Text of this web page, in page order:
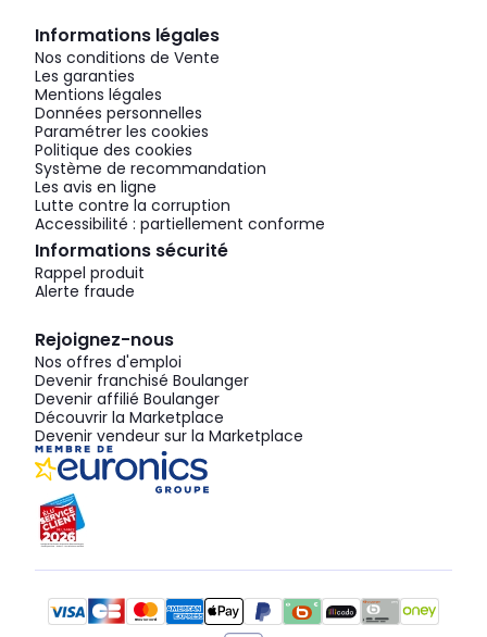
Informations légales
Nos conditions de Vente
Les garanties
Mentions légales
Données personnelles
Paramétrer les cookies
Politique des cookies
Système de recommandation
Les avis en ligne
Lutte contre la corruption
Accessibilité : partiellement conforme
Informations sécurité
Rappel produit
Alerte fraude
Rejoignez-nous
Nos offres d'emploi
Devenir franchisé Boulanger
Devenir affilié Boulanger
Découvrir la Marketplace
Devenir vendeur sur la Marketplace